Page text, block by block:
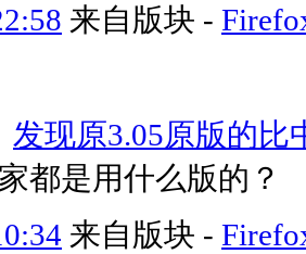
来自版块 -
发现原3.05原版的比
都是用什么版的？
来自版块 -